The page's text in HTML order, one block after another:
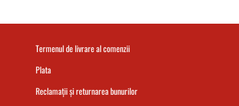
Termenul de livrare al comenzii
Plata
Reclamații și returnarea bunurilor